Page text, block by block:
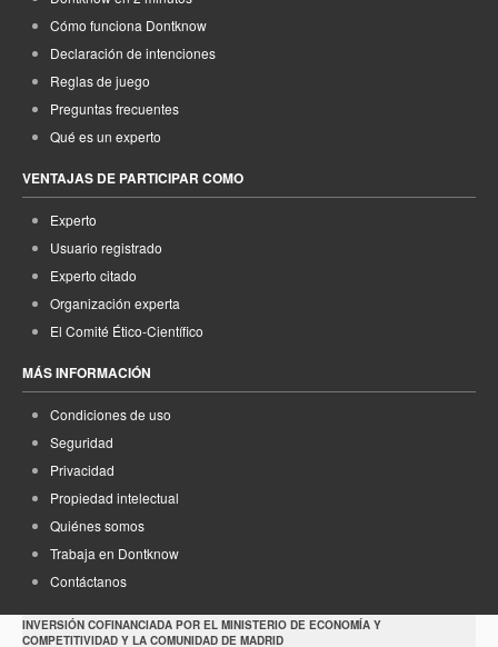
Cómo funciona Dontknow
Declaración de intenciones
Reglas de juego
Preguntas frecuentes
Qué es un experto
VENTAJAS DE PARTICIPAR COMO
Experto
Usuario registrado
Experto citado
Organización experta
El Comité Ético-Científico
MÁS INFORMACIÓN
Condiciones de uso
Seguridad
Privacidad
Propiedad intelectual
Quiénes somos
Trabaja en Dontknow
Contáctanos
INVERSIÓN COFINANCIADA POR EL MINISTERIO DE ECONOMÍA Y
COMPETITIVIDAD Y LA COMUNIDAD DE MADRID